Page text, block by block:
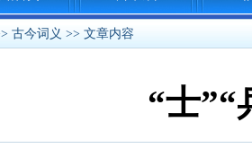
古今词义 >> 文章内容
“士”“